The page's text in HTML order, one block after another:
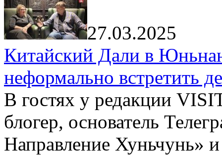
27.03.2025
Китайский Дали в
неформально встретить
В гостях у редакции
блогер, основатель
Направление Хуньчунь»